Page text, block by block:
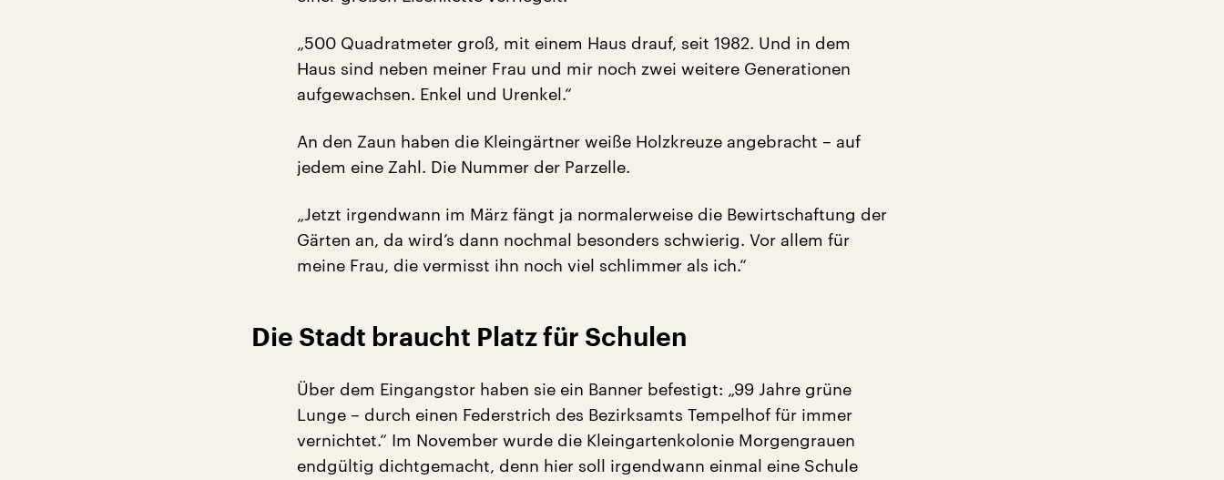
„500 Quadratmeter groß, mit einem Haus drauf, seit 1982. Und in dem
Haus sind neben meiner Frau und mir noch zwei weitere Generationen
aufgewachsen. Enkel und Urenkel.“
An den Zaun haben die Kleingärtner weiße Holzkreuze angebracht – auf
jedem eine Zahl. Die Nummer der Parzelle.
„Jetzt irgendwann im März fängt ja normalerweise die Bewirtschaftung der
Gärten an, da wird’s dann nochmal besonders schwierig. Vor allem für
meine Frau, die vermisst ihn noch viel schlimmer als ich.“
Die Stadt braucht Platz für Schulen
Über dem Eingangstor haben sie ein Banner befestigt: „99 Jahre grüne
Lunge – durch einen Federstrich des Bezirksamts Tempelhof für immer
vernichtet.“ Im November wurde die Kleingartenkolonie Morgengrauen
endgültig dichtgemacht, denn hier soll irgendwann einmal eine Schule